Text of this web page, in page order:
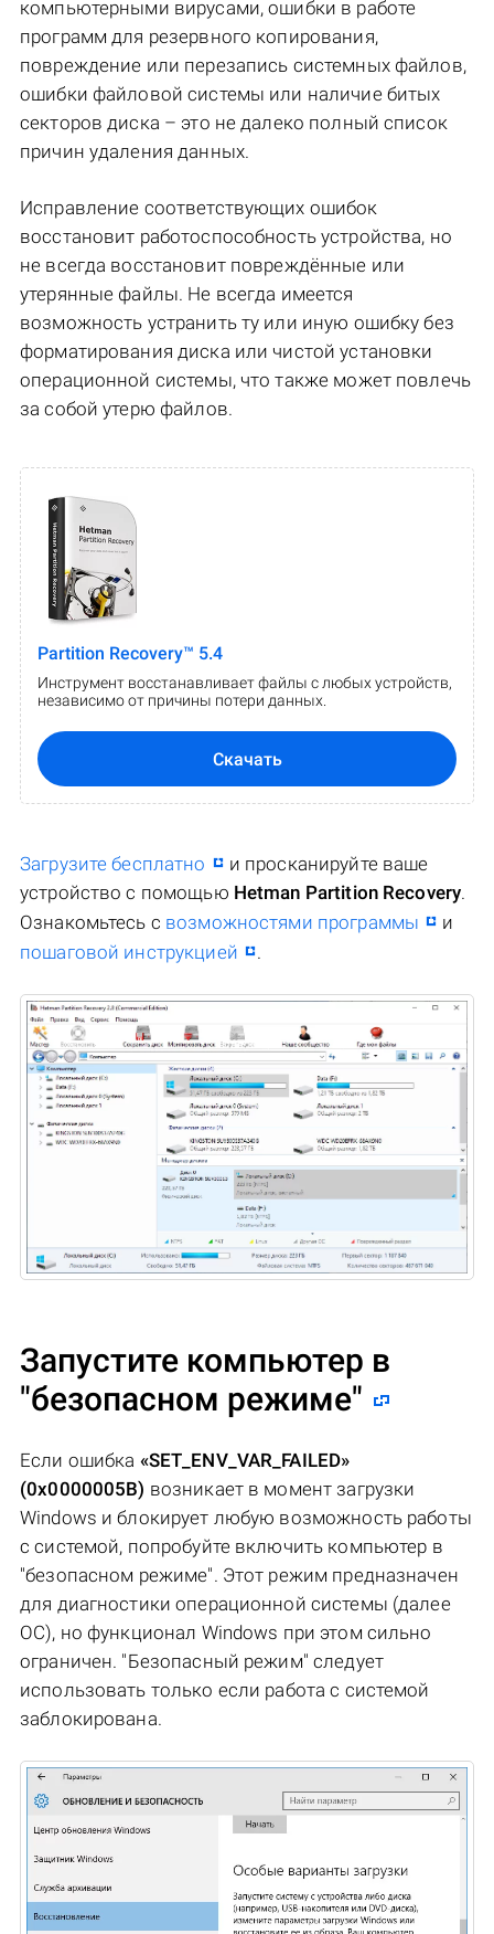
компьютерными вирусами, ошибки в работе
программ для резервного копирования,
повреждение или перезапись системных файлов,
ошибки файловой системы или наличие битых
секторов диска – это не далеко полный список
причин удаления данных.
Исправление соответствующих ошибок
восстановит работоспособность устройства, но
не всегда восстановит повреждённые или
утерянные файлы. Не всегда имеется
возможность устранить ту или иную ошибку без
форматирования диска или чистой установки
операционной системы, что также может повлечь
за собой утерю файлов.
Partition Recovery™ 5.4
Инструмент восстанавливает файлы с любых устройств,
независимо от причины потери данных.
Скачать
Загрузите бесплатно
и просканируйте ваше
устройство с помощью Hetman Partition Recovery.
Ознакомьтесь с возможностями программы
и
пошаговой инструкцией
.
Запустите компьютер в
"безопасном режиме"
Если ошибка «SET_ENV_VAR_FAILED»
(0x0000005B) возникает в момент загрузки
Windows и блокирует любую возможность работы
с системой, попробуйте включить компьютер в
"безопасном режиме". Этот режим предназначен
для диагностики операционной системы (далее
ОС), но функционал Windows при этом сильно
ограничен. "Безопасный режим" следует
использовать только если работа с системой
заблокирована.